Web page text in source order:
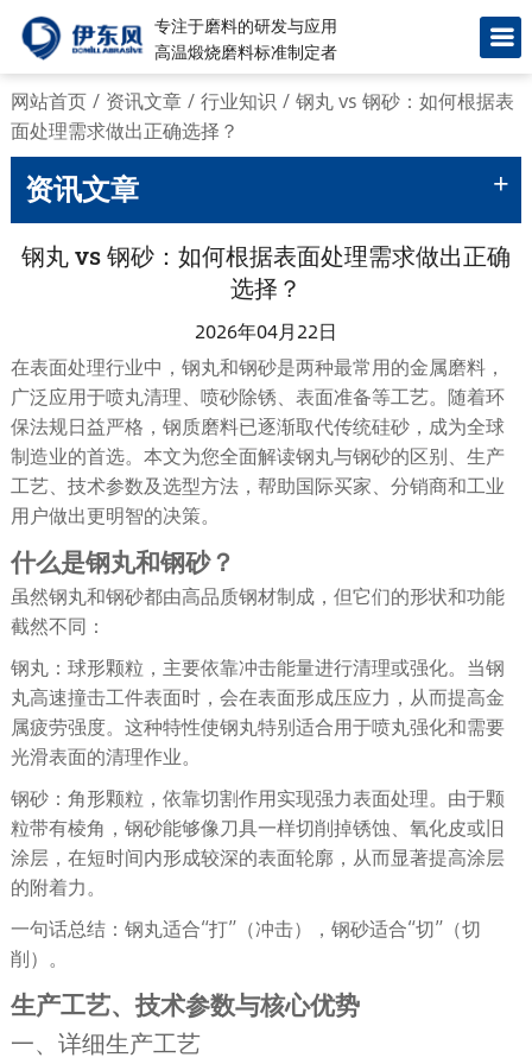
专注于磨料的研发与应用
高温煅烧磨料标准制定者
网站首页/ 资讯文章/ 行业知识/ 钢丸 vs 钢砂：如何根据表
面处理需求做出正确选择？
资讯文章 +
钢丸 vs 钢砂：如何根据表面处理需求做出正确
选择？
2026年04月22日
在表面处理行业中，钢丸和钢砂是两种最常用的金属磨料，
广泛应用于喷丸清理、喷砂除锈、表面准备等工艺。随着环
保法规日益严格，钢质磨料已逐渐取代传统硅砂，成为全球
制造业的首选。本文为您全面解读钢丸与钢砂的区别、生产
工艺、技术参数及选型方法，帮助国际买家、分销商和工业
用户做出更明智的决策。
什么是钢丸和钢砂？
虽然钢丸和钢砂都由高品质钢材制成，但它们的形状和功能
截然不同：
钢丸：球形颗粒，主要依靠冲击能量进行清理或强化。当钢
丸高速撞击工件表面时，会在表面形成压应力，从而提高金
属疲劳强度。这种特性使钢丸特别适合用于喷丸强化和需要
光滑表面的清理作业。
钢砂：角形颗粒，依靠切割作用实现强力表面处理。由于颗
粒带有棱角，钢砂能够像刀具一样切削掉锈蚀、氧化皮或旧
涂层，在短时间内形成较深的表面轮廓，从而显著提高涂层
的附着力。
一句话总结：钢丸适合“打”（冲击），钢砂适合“切”（切
削）。
生产工艺、技术参数与核心优势
一、详细生产工艺